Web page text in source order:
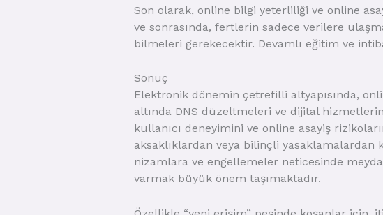
Son olarak, online bilgi yeterliliği ve online
ve sonrasında, fertlerin sadece verilere
bilmeleri gerekecektir. Devamlı eğitim ve
Sonuç
Elektronik dönemin çetrefilli altyapısında,
altında DNS düzeltmeleri ve dijital
kullanıcı deneyimini ve online asayiş
aksaklıklardan veya bilinçli
nizamlara ve engellemeler neticesinde
varmak büyük önem taşımaktadır.